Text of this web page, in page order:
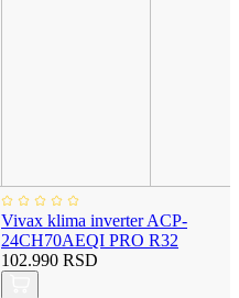
Vivax klima inverter ACP-
24CH70AEQI PRO R32
102.990 RSD